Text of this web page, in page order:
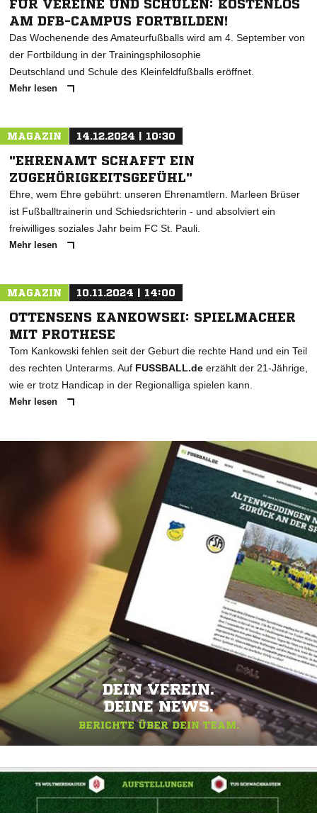
FÜR VEREINE UND SCHULEN: KOSTENLOS
AM DFB-CAMPUS FORTBILDEN!
Das Wochenende des Amateurfußballs wird am 4. September von
der Fortbildung in der Trainingsphilosophie
Deutschland und Schule des Kleinfeldfußballs eröffnet.
Mehr lesen
MAGAZIN 14.12.2024 | 10:30
"EHRENAMT SCHAFFT EIN
ZUGEHÖRIGKEITSGEFÜHL"
Ehre, wem Ehre gebührt: unseren Ehrenamtlern. Marleen Brüser
ist Fußballtrainerin und Schiedsrichterin - und absolviert ein
freiwilliges soziales Jahr beim FC St. Pauli.
Mehr lesen
MAGAZIN 10.11.2024 | 14:00
OTTENSENS KANKOWSKI: SPIELMACHER
MIT PROTHESE
Tom Kankowski fehlen seit der Geburt die rechte Hand und ein Teil
des rechten Unterarms. Auf FUSSBALL.de erzählt der 21-Jährige,
wie er trotz Handicap in der Regionalliga spielen kann.
Mehr lesen
DEIN VEREIN.
DEINE NEWS.
BERICHTE ÜBER DEIN TEAM.